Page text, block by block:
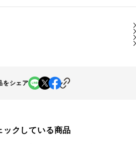
をシェア
ックしている商品